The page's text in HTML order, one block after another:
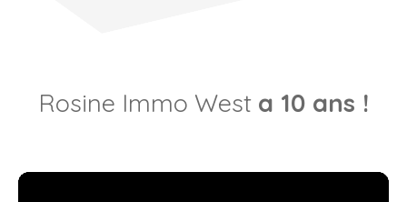
Rosine Immo West a 10 ans !